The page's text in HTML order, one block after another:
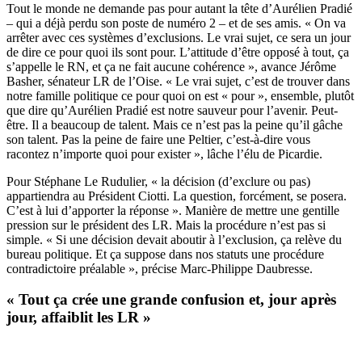
Tout le monde ne demande pas pour autant la tête d’Aurélien Pradié
– qui a déjà perdu son poste de numéro 2 – et de ses amis. « On va
arrêter avec ces systèmes d’exclusions. Le vrai sujet, ce sera un jour
de dire ce pour quoi ils sont pour. L’attitude d’être opposé à tout, ça
s’appelle le RN, et ça ne fait aucune cohérence », avance Jérôme
Basher, sénateur LR de l’Oise. « Le vrai sujet, c’est de trouver dans
notre famille politique ce pour quoi on est « pour », ensemble, plutôt
que dire qu’Aurélien Pradié est notre sauveur pour l’avenir. Peut-
être. Il a beaucoup de talent. Mais ce n’est pas la peine qu’il gâche
son talent. Pas la peine de faire une Peltier, c’est-à-dire vous
racontez n’importe quoi pour exister », lâche l’élu de Picardie.
Pour Stéphane Le Rudulier, « la décision (d’exclure ou pas)
appartiendra au Président Ciotti. La question, forcément, se posera.
C’est à lui d’apporter la réponse ». Manière de mettre une gentille
pression sur le président des LR. Mais la procédure n’est pas si
simple. « Si une décision devait aboutir à l’exclusion, ça relève du
bureau politique. Et ça suppose dans nos statuts une procédure
contradictoire préalable », précise Marc-Philippe Daubresse.
« Tout ça crée une grande confusion et, jour après
jour, affaiblit les LR »